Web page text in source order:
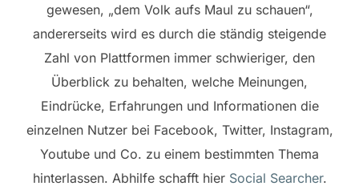
gewesen, „dem Volk aufs Maul zu schauen“,
andererseits wird es durch die ständig steigende
Zahl von Plattformen immer schwieriger, den
Überblick zu behalten, welche Meinungen,
Eindrücke, Erfahrungen und Informationen die
einzelnen Nutzer bei Facebook, Twitter, Instagram,
Youtube und Co. zu einem bestimmten Thema
hinterlassen. Abhilfe schafft hier Social Searcher.